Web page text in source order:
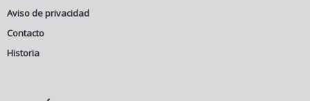
Aviso de privacidad
Contacto
Historia